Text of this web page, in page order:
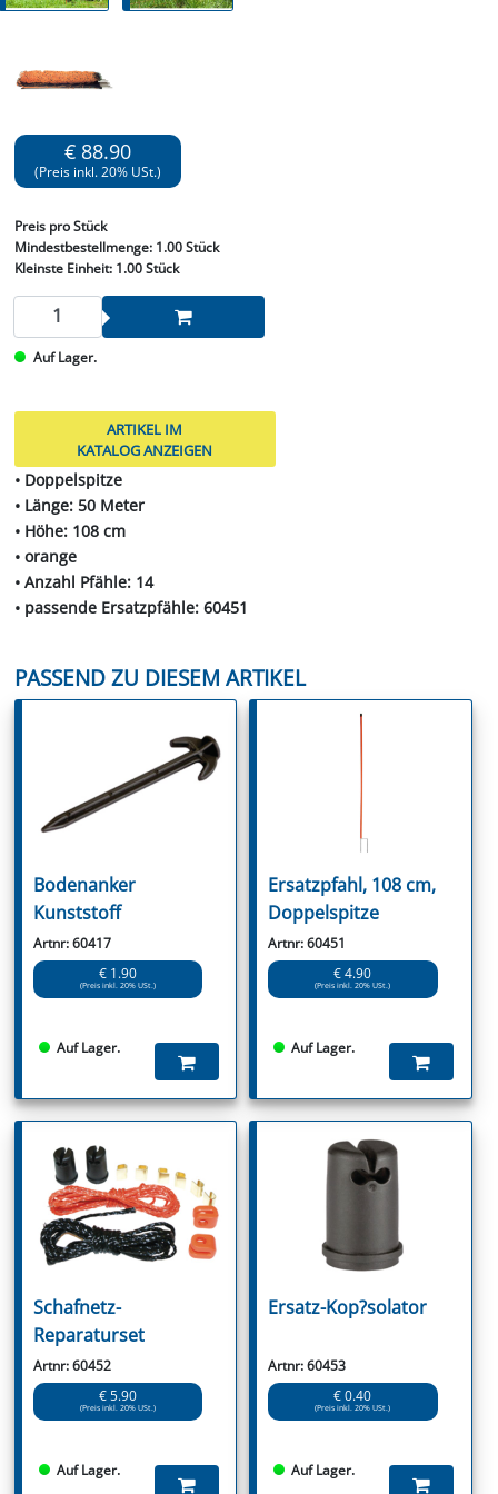
€ 88.90
(Preis inkl. 20% USt.)
Preis pro Stück
Mindestbestellmenge: 1.00 Stück
Kleinste Einheit:1.00 Stück
Auf Lager.
ARTIKEL IM
KATALOG ANZEIGEN
• Doppelspitze
• Länge: 50 Meter
• Höhe: 108 cm
• orange
• Anzahl Pfähle: 14
• passende Ersatzpfähle: 60451
PASSEND ZU DIESEM ARTIKEL
Bodenanker
Kunststoff
Artnr: 60417
€ 1.90
(Preis inkl. 20% USt.)
Auf Lager.
Ersatzpfahl, 108 cm,
Doppelspitze
Artnr: 60451
€ 4.90
(Preis inkl. 20% USt.)
Auf Lager.
Schafnetz-
Reparaturset
Artnr: 60452
€ 5.90
(Preis inkl. 20% USt.)
Auf Lager.
Ersatz-Kop?solator
Artnr: 60453
€ 0.40
(Preis inkl. 20% USt.)
Auf Lager.